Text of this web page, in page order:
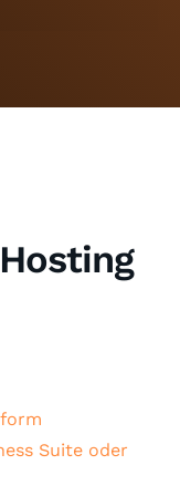
Suite oder